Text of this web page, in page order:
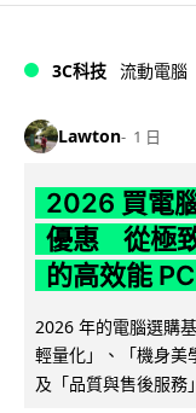
3C科技 流動電腦
Lawton 1 日
2026 買電
優惠 從極
的高效能 PC
2026 年的電腦選購
輕量化」、「機身美
及「品質與售後服務